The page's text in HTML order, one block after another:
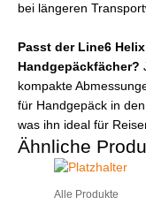
bei längeren
Passt der Line6
Handgepäckfächer?
kompakte
für Handgepäck in
was ihn ideal für
Ähnliche
Alle Produkte